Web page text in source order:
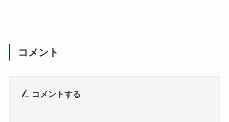
コメント
コメントする